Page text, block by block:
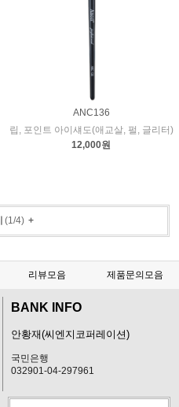
ANC136
립, 포인트 아이섀도(애교살, 펄, 글리터)
12,000원
(1/4)+
리뷰모음 제품문의모음
BANK INFO
안황재(씨엔지코퍼레이션)
국민은행
032901-04-297961